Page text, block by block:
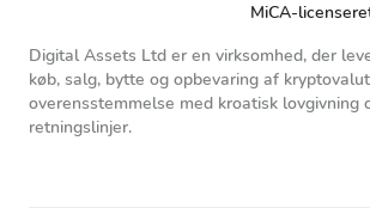
MiCA-
Digital Assets Ltd er en virksomhed, der
køb, salg, bytte og opbevaring af
overensstemmelse med kroatisk lovgivning
retningslinjer.